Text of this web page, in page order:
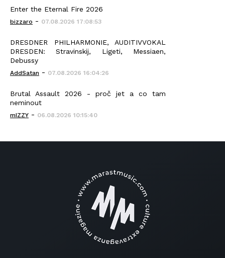
Enter the Eternal Fire 2026
bizzaro - 07.08.2026 17:08:53
DRESDNER PHILHARMONIE, AUDITIVVOKAL
DRESDEN: Stravinskij, Ligeti, Messiaen,
Debussy
AddSatan - 07.08.2026 16:04:26
Brutal Assault 2026 - proč jet a co tam
neminout
mIZZY - 06.08.2026 10:15:40